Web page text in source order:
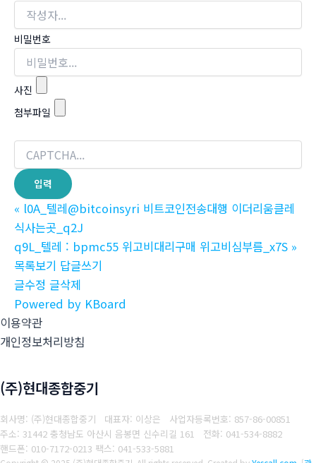
비밀번호
사진
첨부파일
« l0A_텔레@bitcoinsyri 비트코인전송대행 이더리움클레
식사는곳_q2J
q9L_텔레 : bpmc55 위고비대리구매 위고비심부름_x7S »
목록보기 답글쓰기
글수정 글삭제
Powered by KBoard
이용약관
개인정보처리방침
(주)현대종합중기
회사명: (주)현대종합중기 대표자: 이상은 사업자등록번호: 857-86-00851
주소: 31442 충청남도 아산시 음봉면 신수리길 161 전화: 041-534-8882
핸드폰: 010-7172-0213 팩스: 041-533-5881